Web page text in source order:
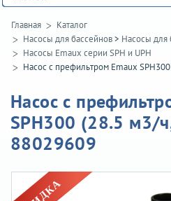
Главная
Каталог
Насосы для бассейнов> Насосы для
Насосы Emaux серии SPH и UPH
Насос с префильтром Emaux
Насос с
SPH300 (28.5 м3/
88029609